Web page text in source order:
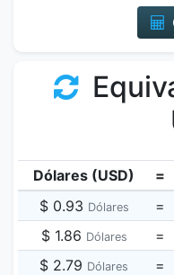
Dólares (USD) =
$ 0.93 Dólares =
$ 1.86 Dólares =
$ 2.79 Dólares =